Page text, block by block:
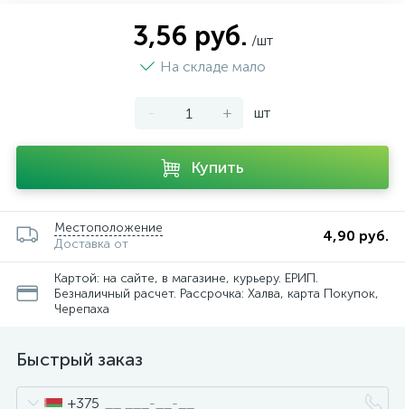
3,56 руб. /шт
На складе мало
- + шт
Купить
Местоположение
Доставка от
4,90 руб.
Картой: на сайте, в магазине, курьеру. ЕРИП.
Безналичный расчет. Рассрочка: Халва, карта Покупок,
Черепаха
Быстрый заказ
+375